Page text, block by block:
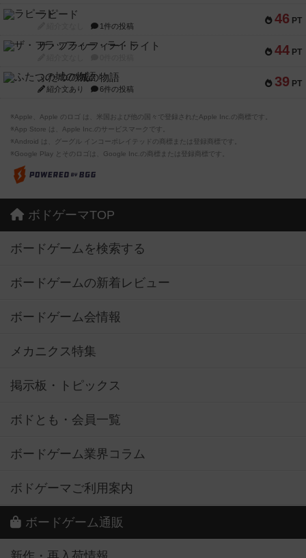
46 PT
ラピード
1件の投稿
44 PT
ザ・フラッフィー・ライト
39 PT
ふたつの城の物語
紹介文あり 6件の投稿
※Apple、Apple のロゴ は、米国および他の国々で登録されたApple Inc.の商標です。
※App Store は、Apple Inc.のサービスマークです。
※Android は、グーグル インコーポレイテッドの商標または登録商標です。
※Google Play とそのロゴは、Google Inc.の商標または登録商標です。
ボドゲーマTOP
ボードゲームを検索する
ボードゲームの新着レビュー
ボードゲーム会情報
メカニクス特集
掲示板・トピックス
ボドとも・会員一覧
ボードゲーム業界コラム
ボドゲーマご利用案内
ボードゲーム通販